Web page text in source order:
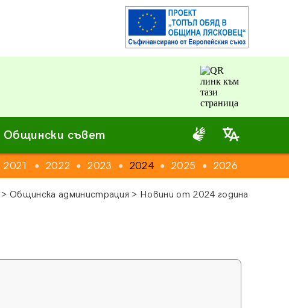
Общински съвет
2021 ● 2022 ● 2023 ● 2024 ● 2025 ● 2026
> Общинска администрация > Новини от 2024 година